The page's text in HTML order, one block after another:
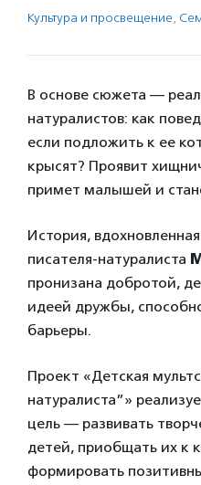
Культура и просвещение,
В основе сюжета —
натуралистов: как
если подложить к ее
крысят? Проявит
примет малышей и
История,
писателя-натуралиста
пронизана добротой,
идеей дружбы,
барьеры.
Проект «Детская
натуралиста”»
цель — развивать
детей, приобщать их к
формировать